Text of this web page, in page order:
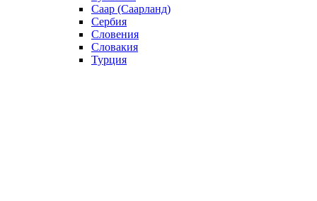
Саар (Саарланд)
Сербия
Словения
Словакия
Турция